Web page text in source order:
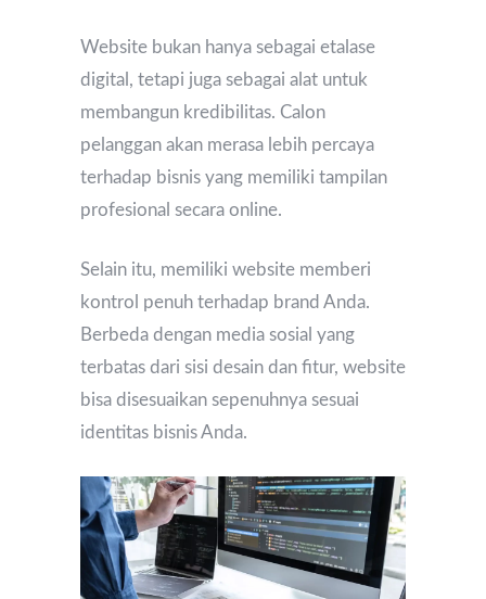
Website bukan hanya sebagai etalase
digital, tetapi juga sebagai alat untuk
membangun kredibilitas. Calon
pelanggan akan merasa lebih percaya
terhadap bisnis yang memiliki tampilan
profesional secara online.
Selain itu, memiliki website memberi
kontrol penuh terhadap brand Anda.
Berbeda dengan media sosial yang
terbatas dari sisi desain dan fitur, website
bisa disesuaikan sepenuhnya sesuai
identitas bisnis Anda.